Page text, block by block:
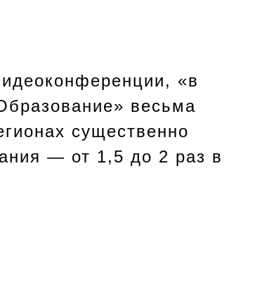
«в
весьма
существенно
— от 1,5 до 2 раз в